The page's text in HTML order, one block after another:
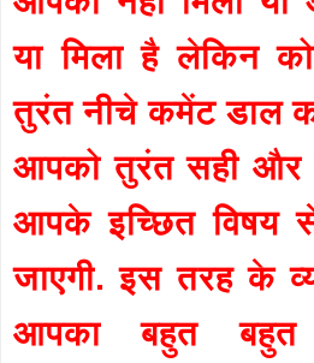
या मिला है लेकिन
तुरंत नीचे कमेंट डाल
आपको तुरंत सही और
आपके इच्छित विषय
जाएगी. इस तरह के
आपका बहुत बहुत